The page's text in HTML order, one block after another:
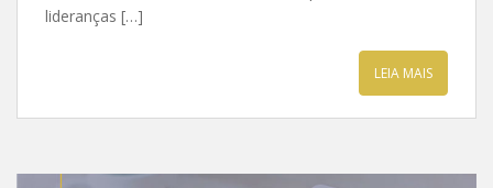
lideranças […]
LEIA MAIS